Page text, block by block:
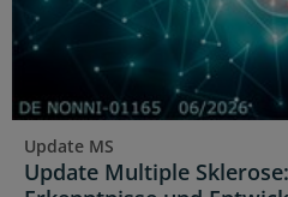
Update MS
Update Multiple